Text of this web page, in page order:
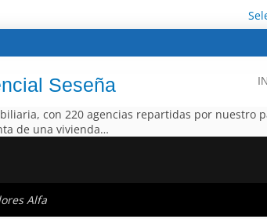
Seseña
con 220 agencias repartidas por nuestro
de una vivienda…
Alfa